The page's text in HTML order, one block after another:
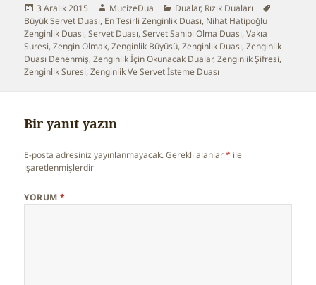
Yayın
tarihi
3 Aralık 2015 Yazar
MucizeDua Kategoriler
Dualar, Rızık Duaları
Büyük Servet Duası, En Tesirli Zenginlik Duası, Nihat Hatipoğlu
Zenginlik Duası,Servet Duası,Servet Sahibi Olma Duası,Vakıa
Suresi,Zengin Olmak,Zenginlik Büyüsü,Zenginlik Duası,Zenginlik
Duası Denenmiş,Zenginlik İçin Okunacak Dualar,Zenginlik Şifresi,
Zenginlik Suresi,Zenginlik Ve Servet İsteme Duası
Bir yanıt yazın
E-posta adresiniz yayınlanmayacak. Gerekli alanlar* ile
işaretlenmişlerdir
YORUM*